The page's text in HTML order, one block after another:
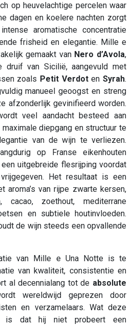
op heuvelachtige percelen waar
dagen en koelere nachten zorgt
aromatische concentratie
frisheid en elegantie. Mille e
gemaakt van Nero d’Avola,
druif van Sicilië, aangevuld met
zoals Petit VerdotenSyrah.
manueel geoogst en streng
afzonderlijk gevinifieerd worden.
veel aandacht besteed aan
diepgang en structuur te
van de wijn te verliezen.
op Franse eikenhouten
uitgebreide flesrijping voordat
Het resultaat is een
aroma’s van rijpe zwarte kersen,
cacao, zoethout, mediterrane
en subtiele houtinvloeden.
de wijn steeds een opvallende
van Mille e Una Notte is te
van kwaliteit, consistentie en
al decennialang tot de absolute
wereldwijd geprezen door
en verzamelaars. Wat deze
is dat hij niet probeert een